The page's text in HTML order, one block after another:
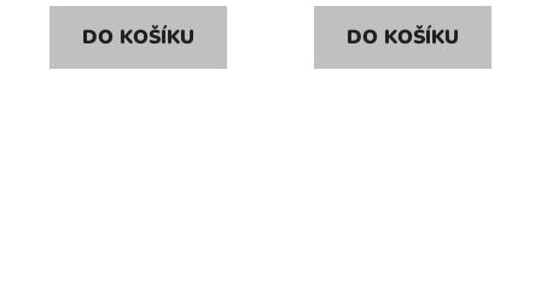
DO KOŠÍKU DO KOŠÍKU